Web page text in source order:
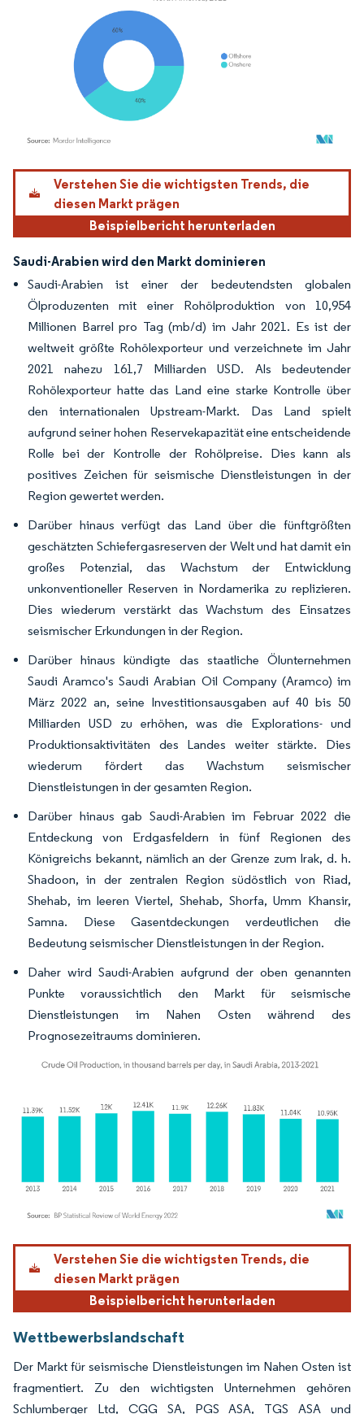
Bild © Mordor Intelligence. Wiederverwendung erfordert Namensnennung gemäß
Verstehen Sie die wichtigsten Trends, die
diesen Markt prägen
Beispielbericht herunterladen
Saudi-Arabien wird den Markt dominieren
Saudi-Arabien ist einer der bedeutendsten globalen
Ölproduzenten mit einer Rohölproduktion von 10,954
Millionen Barrel pro Tag (mb/d) im Jahr 2021. Es ist der
weltweit größte Rohölexporteur und verzeichnete im Jahr
2021 nahezu 161,7 Milliarden USD. Als bedeutender
Rohölexporteur hatte das Land eine starke Kontrolle über
den internationalen Upstream-Markt. Das Land spielt
aufgrund seiner hohen Reservekapazität eine entscheidende
Rolle bei der Kontrolle der Rohölpreise. Dies kann als
positives Zeichen für seismische Dienstleistungen in der
Region gewertet werden.
Darüber hinaus verfügt das Land über die fünftgrößten
geschätzten Schiefergasreserven der Welt und hat damit ein
großes Potenzial, das Wachstum der Entwicklung
unkonventioneller Reserven in Nordamerika zu replizieren.
Dies wiederum verstärkt das Wachstum des Einsatzes
seismischer Erkundungen in der Region.
Darüber hinaus kündigte das staatliche Ölunternehmen
Saudi Aramco's Saudi Arabian Oil Company (Aramco) im
März 2022 an, seine Investitionsausgaben auf 40 bis 50
Milliarden USD zu erhöhen, was die Explorations- und
Produktionsaktivitäten des Landes weiter stärkte. Dies
wiederum fördert das Wachstum seismischer
Dienstleistungen in der gesamten Region.
Darüber hinaus gab Saudi-Arabien im Februar 2022 die
Entdeckung von Erdgasfeldern in fünf Regionen des
Königreichs bekannt, nämlich an der Grenze zum Irak, d. h.
Shadoon, in der zentralen Region südöstlich von Riad,
Shehab, im leeren Viertel, Shehab, Shorfa, Umm Khansir,
Samna. Diese Gasentdeckungen verdeutlichen die
Bedeutung seismischer Dienstleistungen in der Region.
Daher wird Saudi-Arabien aufgrund der oben genannten
Punkte voraussichtlich den Markt für seismische
Dienstleistungen im Nahen Osten während des
Prognosezeitraums dominieren.
Bild © Mordor Intelligence. Wiederverwendung erfordert Namensnennung gemäß
Verstehen Sie die wichtigsten Trends, die
diesen Markt prägen
Beispielbericht herunterladen
Wettbewerbslandschaft
Der Markt für seismische Dienstleistungen im Nahen Osten ist
fragmentiert. Zu den wichtigsten Unternehmen gehören
Schlumberger Ltd, CGG SA, PGS ASA, TGS ASA und